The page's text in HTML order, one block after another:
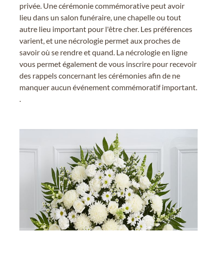
privée. Une cérémonie commémorative peut avoir
lieu dans un salon funéraire, une chapelle ou tout
autre lieu important pour l'être cher. Les préférences
varient, et une nécrologie permet aux proches de
savoir où se rendre et quand. La nécrologie en ligne
vous permet également de vous inscrire pour recevoir
des rappels concernant les cérémonies afin de ne
manquer aucun événement commémoratif important.